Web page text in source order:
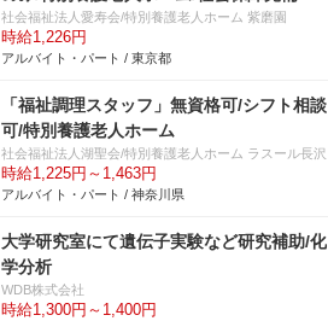
社会福祉法人愛寿会/特別養護老人ホーム 紫磨園
時給1,226円
アルバイト・パート / 東京都
「福祉調理スタッフ」無資格可/シフト相談
可/特別養護老人ホーム
社会福祉法人湖聖会/特別養護老人ホーム ラスール長沢
時給1,225円～1,463円
アルバイト・パート / 神奈川県
大学研究室にて遺伝子実験など研究補助/化
学分析
WDB株式会社
時給1,300円～1,400円